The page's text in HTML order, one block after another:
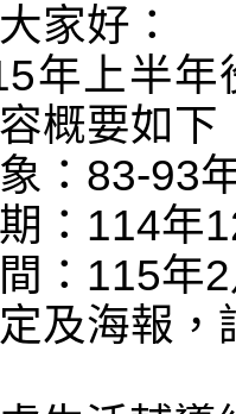
家好：
年上半
概要如下
：83-93
：114年
：115年
及海報，